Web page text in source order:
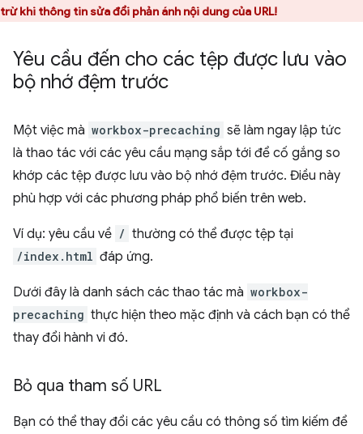
trừ khi thông tin sửa đổi phản ánh nội dung của URL!
Yêu cầu đến cho các tệp được lưu vào
bộ nhớ đệm trước
Một việc mà workbox-precaching sẽ làm ngay lập tức
là thao tác với các yêu cầu mạng sắp tới để cố gắng so
khớp các tệp được lưu vào bộ nhớ đệm trước. Điều này
phù hợp với các phương pháp phổ biến trên web.
Ví dụ: yêu cầu về / thường có thể được tệp tại
/index.html đáp ứng.
Dưới đây là danh sách các thao tác mà workbox-
precaching thực hiện theo mặc định và cách bạn có thể
thay đổi hành vi đó.
Bỏ qua tham số URL
Bạn có thể thay đổi các yêu cầu có thông số tìm kiếm để